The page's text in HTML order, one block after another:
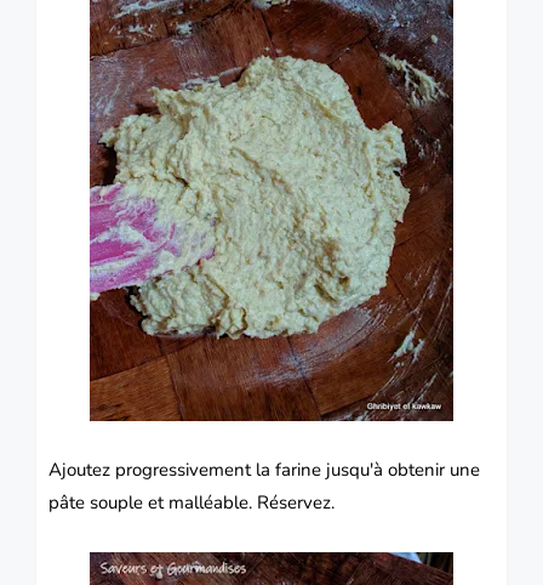
Ajoutez progressivement la farine jusqu'à obtenir une
pâte souple et malléable. Réservez.